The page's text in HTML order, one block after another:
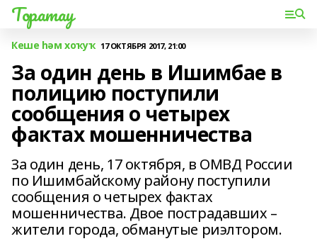
Торатау
Кеше һәм хоҡуҡ 17 ОКТЯБРЯ 2017, 21:00
За один день в Ишимбае в
полицию поступили
сообщения о четырех
фактах мошенничества
За один день, 17 октября, в ОМВД России
по Ишимбайскому району поступили
сообщения о четырех фактах
мошенничества. Двое пострадавших –
жители города, обманутые риэлтором.